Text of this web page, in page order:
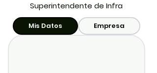
Superintendente de Infra
Mis Datos Empresa